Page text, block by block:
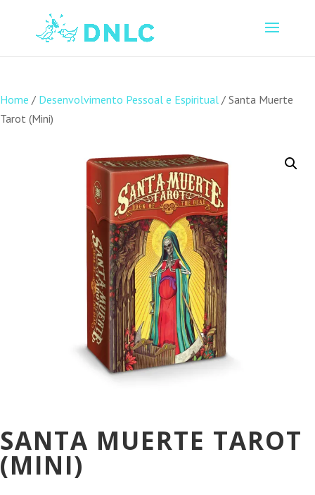
Home / Desenvolvimento Pessoal e Espiritual / Santa Muerte
Tarot (Mini)
SANTA MUERTE TAROT
(MINI)